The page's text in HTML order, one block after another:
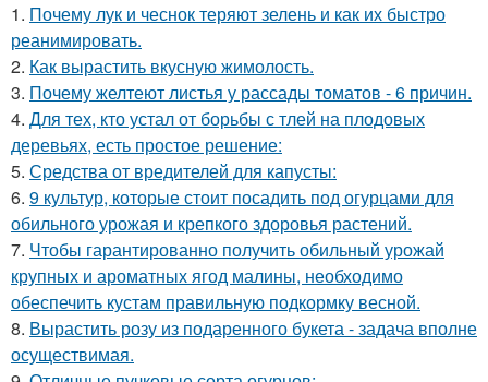
1. Почему лук и чеснок теряют зелень и как их быстро
реанимировать.
2. Как вырастить вкусную жимолость.
3. Почему желтеют листья у рассады томатов - 6 причин.
4. Для тех, кто устал от борьбы с тлей на плодовых
деревьях, есть простое решение:
5. Средства от вредителей для капусты:
6. 9 культур, которые стоит посадить под огурцами для
обильного урожая и крепкого здоровья растений.
7. Чтобы гарантированно получить обильный урожай
крупных и ароматных ягод малины, необходимо
обеспечить кустам правильную подкормку весной.
8. Вырастить розу из подаренного букета - задача вполне
осуществимая.